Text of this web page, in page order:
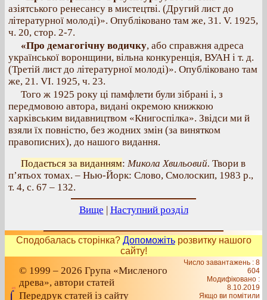
азіятського ренесансу в мистецтві. (Другий лист до
літературної молоді)». Опубліковано там же, 31. V. 1925,
ч. 20, стор. 2-7.
«Про демагогічну водичку, або справжня адреса
української воронщини, вільна конкуренція, ВУАН і т. д.
(Третій лист до літературної молоді)». Опубліковано там
же, 21. VI. 1925, ч. 23.
Того ж 1925 року ці памфлети були зібрані і, з
передмовою автора, видані окремою книжкою
харківським видавництвом «Книгоспілка». Звідси ми й
взяли їх повністю, без жодних змін (за винятком
правописних), до нашого видання.
Подається за виданням: Микола Хвильовий. Твори в
п’ятьох томах. – Нью-Йорк: Слово, Смолоскип, 1983 р.,
т. 4, с. 67 – 132.
Вище | Наступний розділ
Сподобалась сторінка? Допоможітьрозвитку нашого
сайту!
© 1999 – 2026 Група «Мисленого
древа», автори статей
Передрук статей із сайту
Число завантажень : 8
604
Модифіковано :
8.10.2019
Якщо ви помітили